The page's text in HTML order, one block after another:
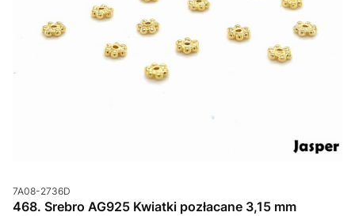
Kod produktu
7A08-2736D
468. Srebro AG925 Kwiatki pozłacane 3,15 mm